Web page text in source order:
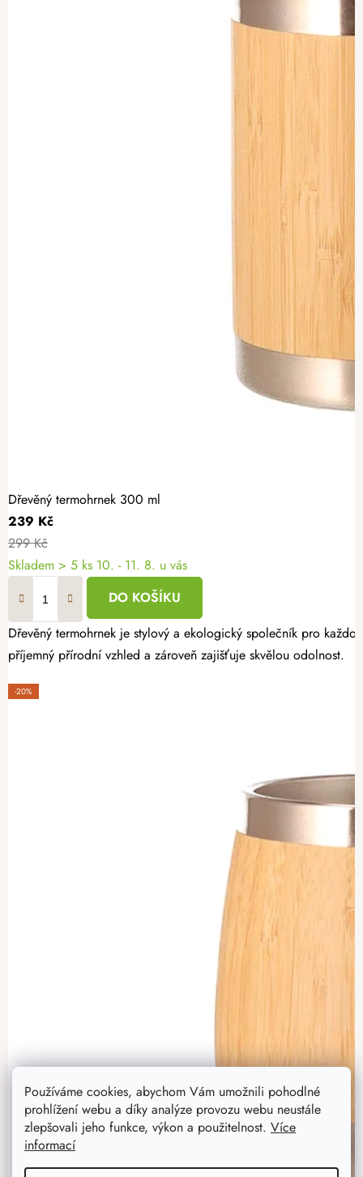
Používáme cookies, abychom Vám umožnili pohodlné
prohlížení webu a díky analýze provozu webu neustále
zlepšovali jeho funkce, výkon a použitelnost. Více
informací
Dřevěný termohrnek 300 ml
239 Kč
299 Kč
Skladem > 5 ks 10. - 11. 8. u vás
DO KOŠÍKU
Dřevěný termohrnek je stylový a ekologický společník pro
příjemný přírodní vzhled a zároveň zajišťuje skvělou odolnost.
-20%